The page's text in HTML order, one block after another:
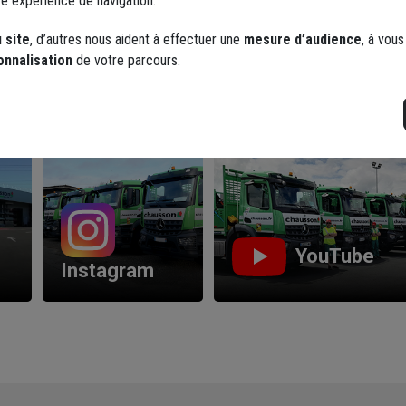
Instagram
YouTube
site, d’autres nous aident à effectuer une mesure d’audience, à
de votre parcours.